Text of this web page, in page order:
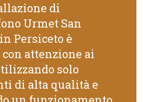
di
Urmet San
Persiceto è
attenzione ai
solo
di alta qualità e